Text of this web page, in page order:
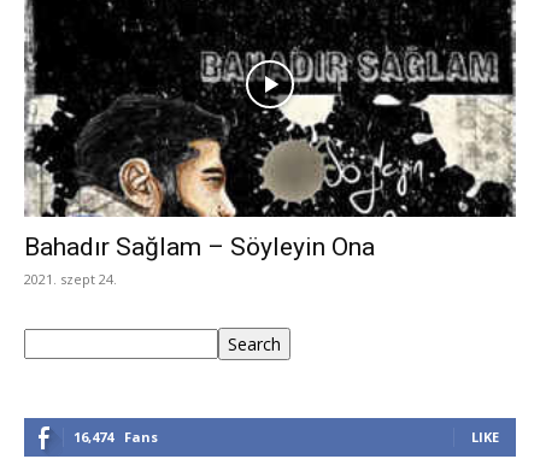
Bahadır Sağlam – Söyleyin Ona
2021. szept 24.
Search
16,474 Fans LIKE